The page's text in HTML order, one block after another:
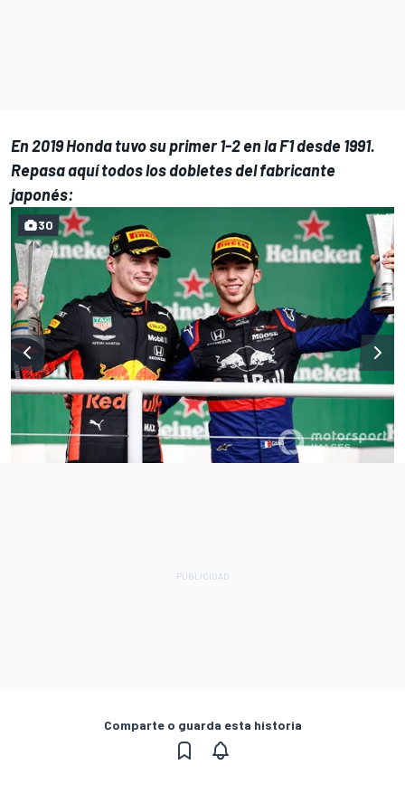
En 2019 Honda tuvo su primer 1-2 en la F1 desde 1991.
Repasa aquí todos los dobletes del fabricante
japonés:
30
Comparte o guarda esta historia